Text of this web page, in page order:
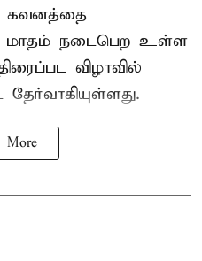
கவனத்தை
மாதம் நடைபெற உள்ள
விழாவில்
More